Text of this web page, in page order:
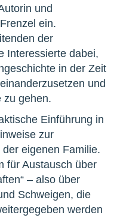
und
ein.
der
Interessierte dabei,
in der Zeit
und
zu gehen.
Einführung in
zur
eigenen Familie.
für Austausch über
– also über
Schweigen, die
werden